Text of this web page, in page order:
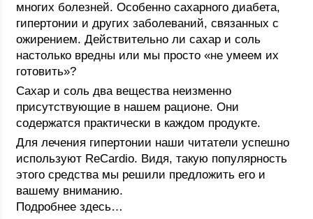
многих болезней. Особенно сахарного диабета,
гипертонии и других заболеваний, связанных с
ожирением. Действительно ли сахар и соль
настолько вредны или мы просто «не умеем их
готовить»?
Сахар и соль два вещества неизменно
присутствующие в нашем рационе. Они
содержатся практически в каждом продукте.
Для лечения гипертонии наши читатели успешно
используют ReCardio. Видя, такую популярность
этого средства мы решили предложить его и
вашему вниманию.
Подробнее здесь…